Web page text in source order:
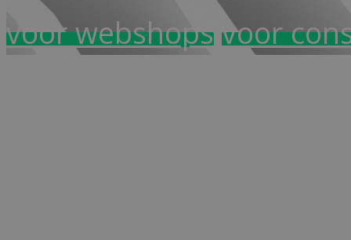
voor webshopsvoor